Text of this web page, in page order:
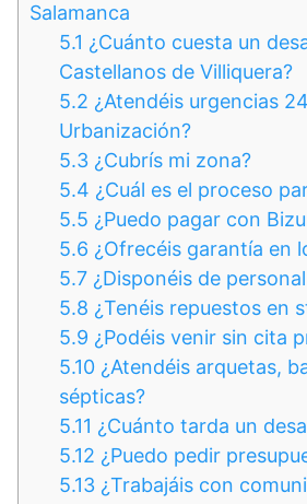
Salamanca
5.1 ¿Cuánto cuesta un
Castellanos de Villiquera?
5.2 ¿Atendéis urgencias
Urbanización?
5.3 ¿Cubrís mi zona?
5.4 ¿Cuál es el proceso
5.5 ¿Puedo pagar con
5.6 ¿Ofrecéis garantía en
5.7 ¿Disponéis de
5.8 ¿Tenéis repuestos en
5.9 ¿Podéis venir sin cita
5.10 ¿Atendéis arquetas,
sépticas?
5.11 ¿Cuánto tarda un
5.12 ¿Puedo pedir
5.13 ¿Trabajáis con